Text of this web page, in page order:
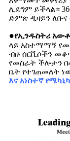
ሊደግም ይችላል።
ድምጽ ዲዛይን
●የኢንዱስትሪ
ላይ አስተማማኝ
ብዙ ሰርቪሶችን
የመስራት ችሎታን
ቤት የተገጠመለት
እና አነስተኛ